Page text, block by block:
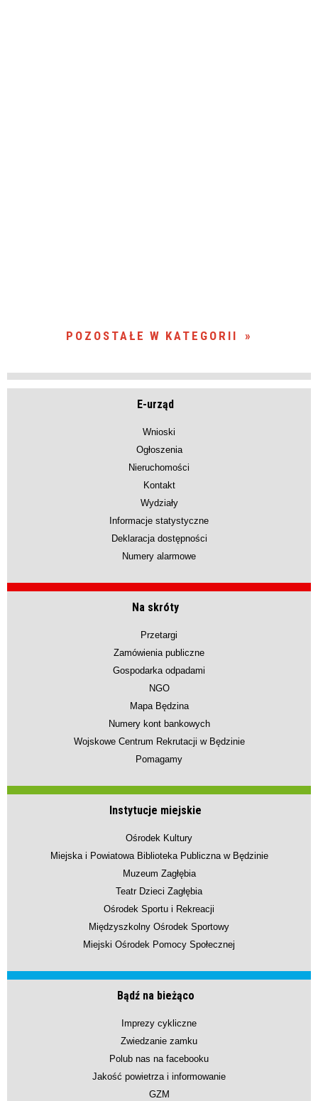
POZOSTAŁE W KATEGORII
E-urząd
Wnioski
Ogłoszenia
Nieruchomości
Kontakt
Wydziały
Informacje statystyczne
Deklaracja dostępności
Numery alarmowe
Na skróty
Przetargi
Zamówienia publiczne
Gospodarka odpadami
NGO
Mapa Będzina
Numery kont bankowych
Wojskowe Centrum Rekrutacji w Będzinie
Pomagamy
Instytucje miejskie
Ośrodek Kultury
Miejska i Powiatowa Biblioteka Publiczna w Będzinie
Muzeum Zagłębia
Teatr Dzieci Zagłębia
Ośrodek Sportu i Rekreacji
Międzyszkolny Ośrodek Sportowy
Miejski Ośrodek Pomocy Społecznej
Bądź na bieżąco
Imprezy cykliczne
Zwiedzanie zamku
Polub nas na facebooku
Jakość powietrza i informowanie
GZM